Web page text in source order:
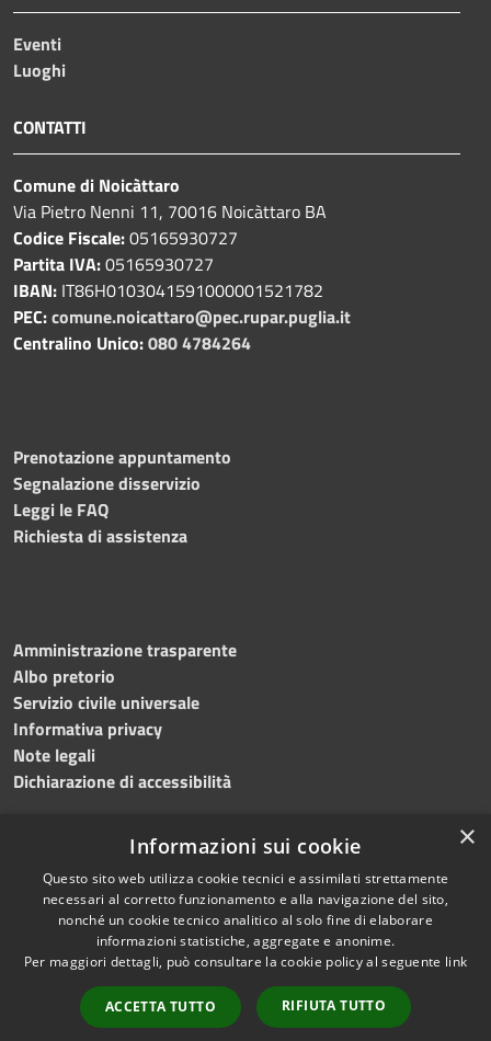
Eventi
Luoghi
CONTATTI
Comune di Noicàttaro
Via Pietro Nenni 11, 70016 Noicàttaro BA
Codice Fiscale:05165930727
Partita IVA:05165930727
IBAN: IT86H0103041591000001521782
PEC:comune.noicattaro@pec.rupar.puglia.it
Centralino Unico:080 4784264
Prenotazione appuntamento
Segnalazione disservizio
Leggi le FAQ
Richiesta di assistenza
Amministrazione trasparente
Albo pretorio
Servizio civile universale
Informativa privacy
Note legali
Dichiarazione di accessibilità
RSS
Accessibilità
Cookie
Mappa del sito
Difensore civico
Copyright © 2023 •
Comune di Noicàttaro
Powered byMunicipium
Redazione•Portale
dipendente
WebMail Dipendenti
×
Informazioni sui cookie
Questo sito web utilizza cookie tecnici e assimilati strettamente
necessari al corretto funzionamento e alla navigazione del sito,
nonché un cookie tecnico analitico al solo fine di elaborare
informazioni statistiche, aggregate e anonime.
Per maggiori dettagli, può consultare la cookie policy al seguente link
ACCETTA TUTTO RIFIUTA TUTTO